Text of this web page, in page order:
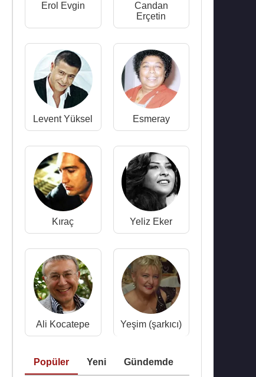
Erol Evgin
Candan
Erçetin
Levent Yüksel Esmeray
Kıraç Yeliz Eker
Ali Kocatepe Yeşim (şarkıcı)
Popüler Yeni Gündemde